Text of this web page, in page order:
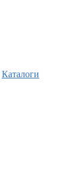
Каталоги